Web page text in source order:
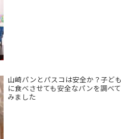
山崎パンとパスコは安全か？子ども
に食べさせても安全なパンを調べて
みました